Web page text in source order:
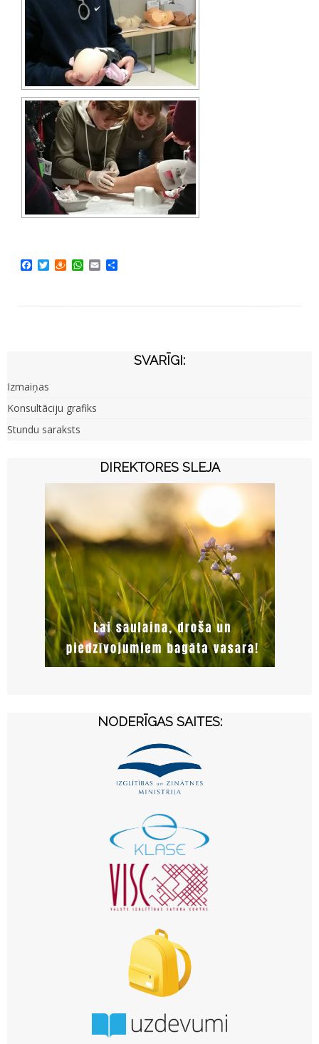
Facebook
TwitterDraugiem
WhatsApp
Email
SVARĪGI:
Izmaiņas
Konsultāciju grafiks
Stundu saraksts
DIREKTORES SLEJA
NODERĪGAS SAITES: